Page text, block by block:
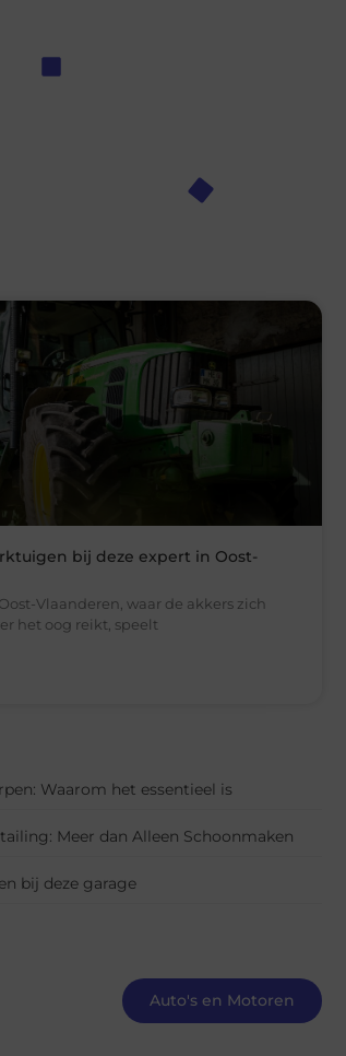
bij deze expert in Oost-
Vlaanderen, waar de akkers zich
het oog reikt, speelt
Waarom het essentieel is
Meer dan Alleen Schoonmaken
bij deze garage
Auto's en Motoren